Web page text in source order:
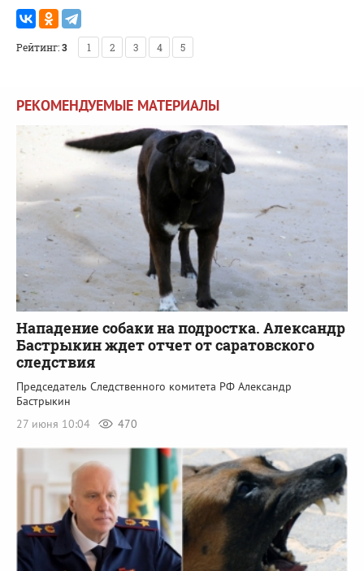
Рейтинг:3 1 2 3 4 5
РЕКОМЕНДУЕМЫЕ МАТЕРИАЛЫ
Нападение собаки на подростка. Александр
Бастрыкин ждет отчет от саратовского
следствия
Председатель Следственного комитета РФ Александр
Бастрыкин
27 июня 10:04
470